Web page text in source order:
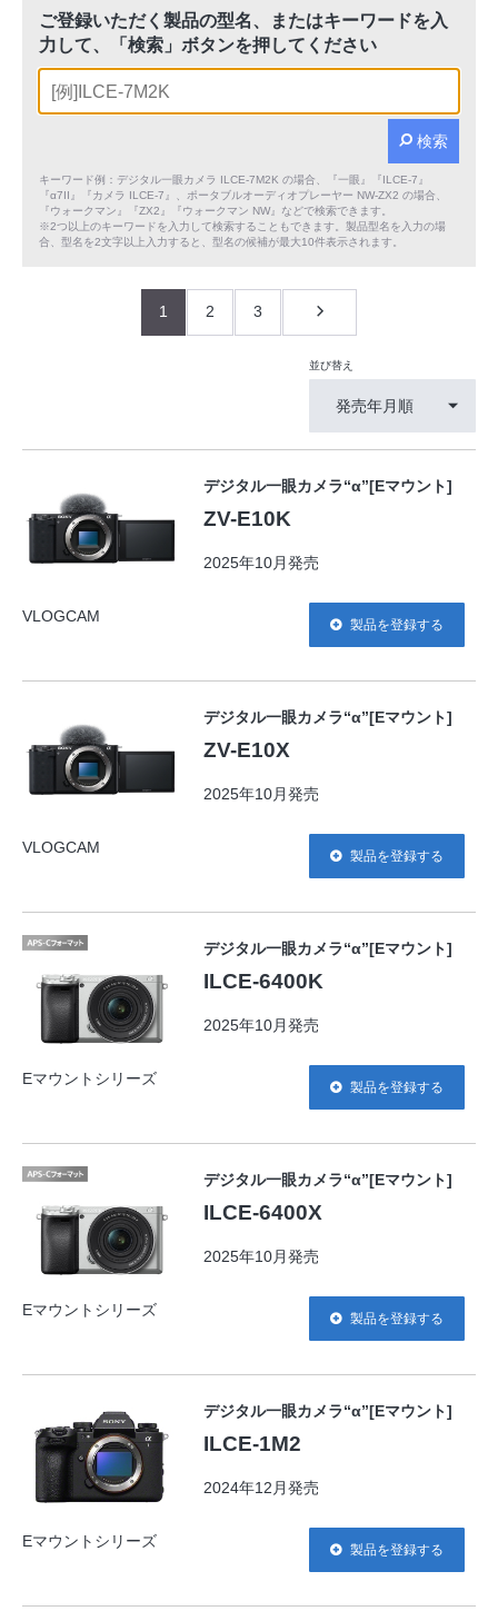
ご登録いただく製品の型名、またはキーワードを入
力して、「検索」ボタンを押してください
検索
キーワード例：デジタル一眼カメラ ILCE-7M2K の場合、『一眼』『ILCE-7』
『α7II』『カメラ ILCE-7』、ポータブルオーディオプレーヤー NW-ZX2 の場合、
『ウォークマン』『ZX2』『ウォークマン NW』などで検索できます。
※2つ以上のキーワードを入力して検索することもできます。製品型名を入力の場
合、型名を2文字以上入力すると、型名の候補が最大10件表示されます。
1 2 3
並び替え
発売年月順
デジタル一眼カメラ“α”[Eマウント]
ZV-E10K
2025年10月発売
VLOGCAM 製品を登録する
デジタル一眼カメラ“α”[Eマウント]
ZV-E10X
2025年10月発売
VLOGCAM 製品を登録する
デジタル一眼カメラ“α”[Eマウント]
ILCE-6400K
2025年10月発売
Eマウントシリーズ 製品を登録する
デジタル一眼カメラ“α”[Eマウント]
ILCE-6400X
2025年10月発売
Eマウントシリーズ 製品を登録する
デジタル一眼カメラ“α”[Eマウント]
ILCE-1M2
2024年12月発売
Eマウントシリーズ 製品を登録する